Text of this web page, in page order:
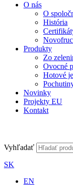
O nás
O
História
Produkty
Zo
Ovocné
Hotové
Novinky
Projekty EU
Kontakt
Vyhľadať
SK
EN